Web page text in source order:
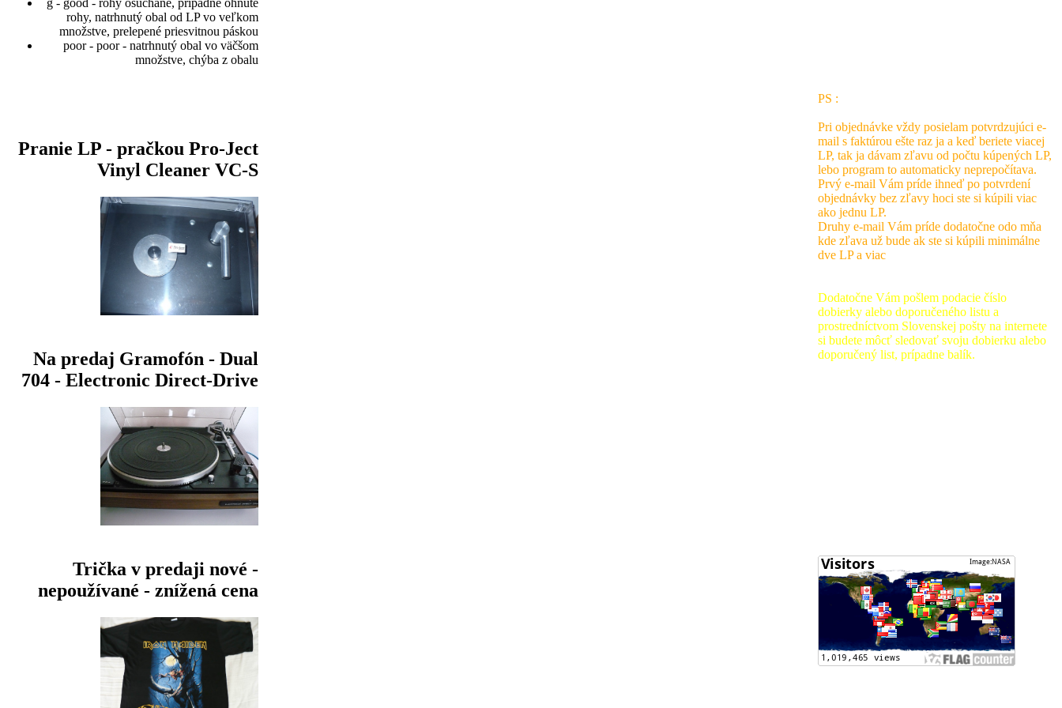
g - good - rohy ošúchané, prípadne ohnuté
rohy, natrhnutý obal od LP vo veľkom
množstve, prelepené priesvitnou páskou
poor - poor - natrhnutý obal vo väčšom
množstve, chýba z obalu
Pranie LP - pračkou Pro-Ject
Vinyl Cleaner VC-S
Na predaj Gramofón - Dual
704 - Electronic Direct-Drive
Trička v predaji nové -
nepoužívané - znížená cena
PS :
Pri objednávke vždy posielam potvrdzujúci e-
mail s faktúrou ešte raz ja a keď beriete viacej
LP, tak ja dávam zľavu od počtu kúpených LP,
lebo program to automaticky neprepočítava.
Prvý e-mail Vám príde ihneď po potvrdení
objednávky bez zľavy hoci ste si kúpili viac
ako jednu LP.
Druhy e-mail Vám príde dodatočne odo mňa
kde zľava už bude ak ste si kúpili minimálne
dve LP a viac
Dodatočne Vám pošlem podacie číslo
dobierky alebo doporučeného listu a
prostredníctvom Slovenskej pošty na internete
si budete môcť sledovať svoju dobierku alebo
doporučený list, prípadne balík.